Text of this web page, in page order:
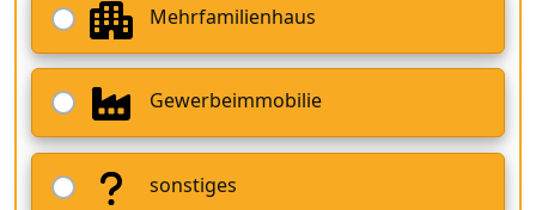
Mehrfamilienhaus
Gewerbeimmobilie
sonstiges